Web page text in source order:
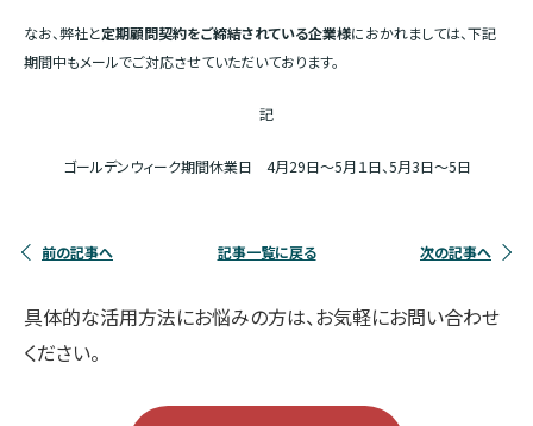
なお、弊社と定期顧問契約をご締結されている企業様におかれましては、下記
期間中もメールでご対応させていただいております。
記
ゴールデンウィーク期間休業日 4月29日～5月１日、5月3日～5日
前の記事へ 記事一覧に戻る 次の記事へ
具体的な活用方法にお悩みの方は、お気軽にお問い合わせ
ください。